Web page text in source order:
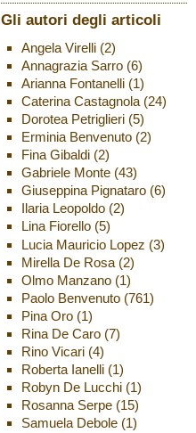
Gli autori degli articoli
Angela Virelli(2)
Annagrazia Sarro(6)
Arianna Fontanelli(1)
Caterina Castagnola(24)
Dorotea Petriglieri(5)
Erminia Benvenuto(2)
Fina Gibaldi(2)
Gabriele Monte(43)
Giuseppina Pignataro(6)
Ilaria Leopoldo(2)
Lina Fiorello(5)
Lucia Mauricio Lopez (3)
Mirella De Rosa(2)
Olmo Manzano(1)
Paolo Benvenuto(761)
Pina Oro(1)
Rina De Caro(7)
Rino Vicari(4)
Roberta Ianelli(1)
Robyn De Lucchi(1)
Rosanna Serpe(15)
Samuela Debole(1)